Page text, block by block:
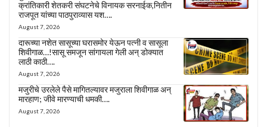
क्रांतिकारी शेतकरी संघटनेचे विनायक सरनाईक,नितीन
राजपूत यांच्या पाठपुराव्यास यश….
August 7, 2026
दारूच्या नशेत सासूच्या घरासमोर येऊन पत्नी व सासूला
शिवीगाळ…!सासू समजून सांगायला गेली अन् डोक्यात
लाठी काठी….
August 7, 2026
मजुरीचे उरलेले पैसे मागितल्यावर मजुराला शिवीगाळ अन्
मारहाण; जीवे मारण्याची धमकी….
August 7, 2026